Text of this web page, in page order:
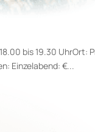
bis 19.30 UhrOrt:
Einzelabend: €...